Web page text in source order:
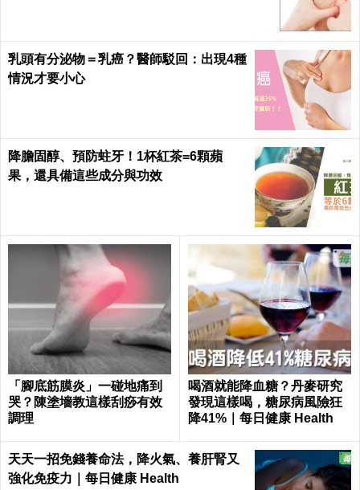
乳頭有分泌物＝乳癌？醫師駁回：出現4種
情況才要小心
降膽固醇、預防蛀牙！1杯紅茶=6顆蘋
果，還具備這些成分與功效
「腳底筋膜炎」一碰地痛到
哭？陳塗墻教這樣刮痧有效
調理
喝酒就能降血糖？丹麥研究
發現這樣喝，糖尿病風險狂
降41%｜每日健康 Health
天天一招免錢養命法，降火氣、養肝腎又
強化免疫力｜每日健康 Health